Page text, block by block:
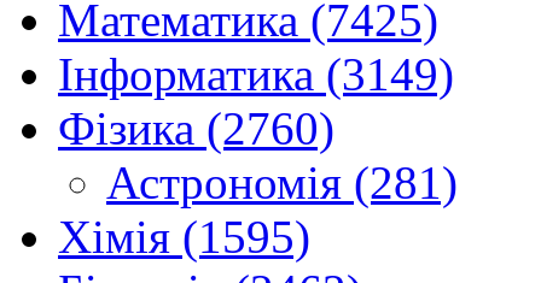
Математика (7425)
Інформатика (3149)
Фізика (2760)
Астрономія (281)
Хімія (1595)